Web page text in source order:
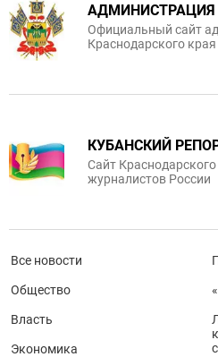
АДМИНИСТРАЦИЯ
Официальный сайт
Краснодарского края
КУБАНСКИЙ
Сайт
журналистов России
Все новости
Общество
Власть
Экономика